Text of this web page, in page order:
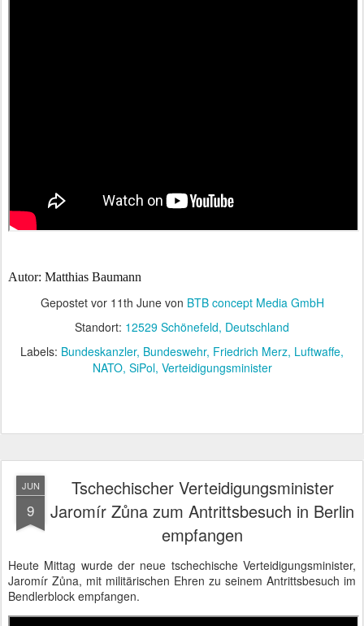
Autor: Matthias Baumann
Gepostet vor 11th Junevon BTB concept Media GmbH
Standort: 12529 Schönefeld, Deutschland
Labels: Bundeskanzler Bundeswehr Friedrich Merz Luftwaffe
NATO SiPol Verteidigungsminister
JUN
9
Tschechischer Verteidigungsminister
Jaromír Zůna zum Antrittsbesuch in Berlin
empfangen
Heute Mittag wurde der neue tschechische Verteidigungsminister,
Jaromír Zůna, mit militärischen Ehren zu seinem Antrittsbesuch im
Bendlerblock empfangen.